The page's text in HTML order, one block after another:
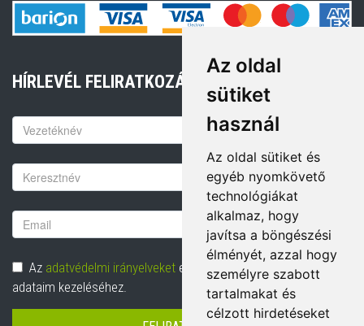
Az oldal
sütiket
használ
Az oldal sütiket és
egyéb nyomkövető
technológiákat
alkalmaz, hogy
javítsa a böngészési
élményét, azzal hogy
személyre szabott
tartalmakat és
célzott hirdetéseket
HÍRLEVÉL FELIRATKOZÁS
Keresztnév
Vezetéknév
Email
cím
Adatvédelem
Az adatvédelmi irányelveket elolvastam és hozzájárulok
adataim kezeléséhez.